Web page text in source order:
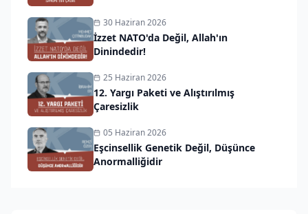
30 Haziran 2026
İzzet NATO'da Değil, Allah'ın
Dinindedir!
25 Haziran 2026
12. Yargı Paketi ve Alıştırılmış
Çaresizlik
05 Haziran 2026
Eşcinsellik Genetik Değil, Düşünce
Anormalliğidir